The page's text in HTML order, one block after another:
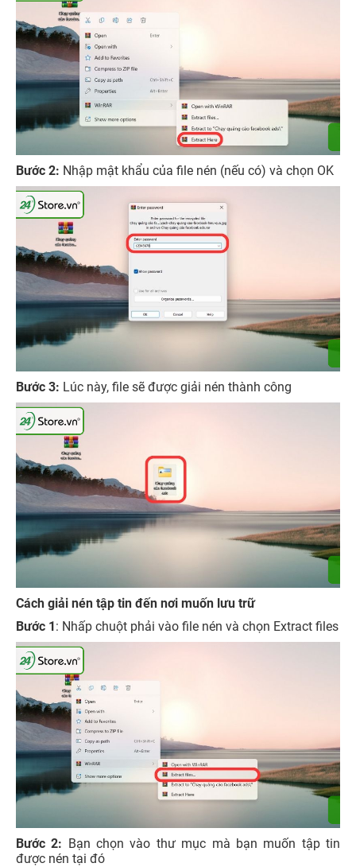
Bước 2: Nhập mật khẩu của file nén (nếu có) và chọn OK
Bước 3: Lúc này, file sẽ được giải nén thành công
Cách giải nén tập tin đến nơi muốn lưu trữ
Bước 1 : Nhấp chuột phải vào file nén và chọn Extract files
Bước 2: Bạn chọn vào thư mục mà bạn muốn tập tin
được nén tại đó